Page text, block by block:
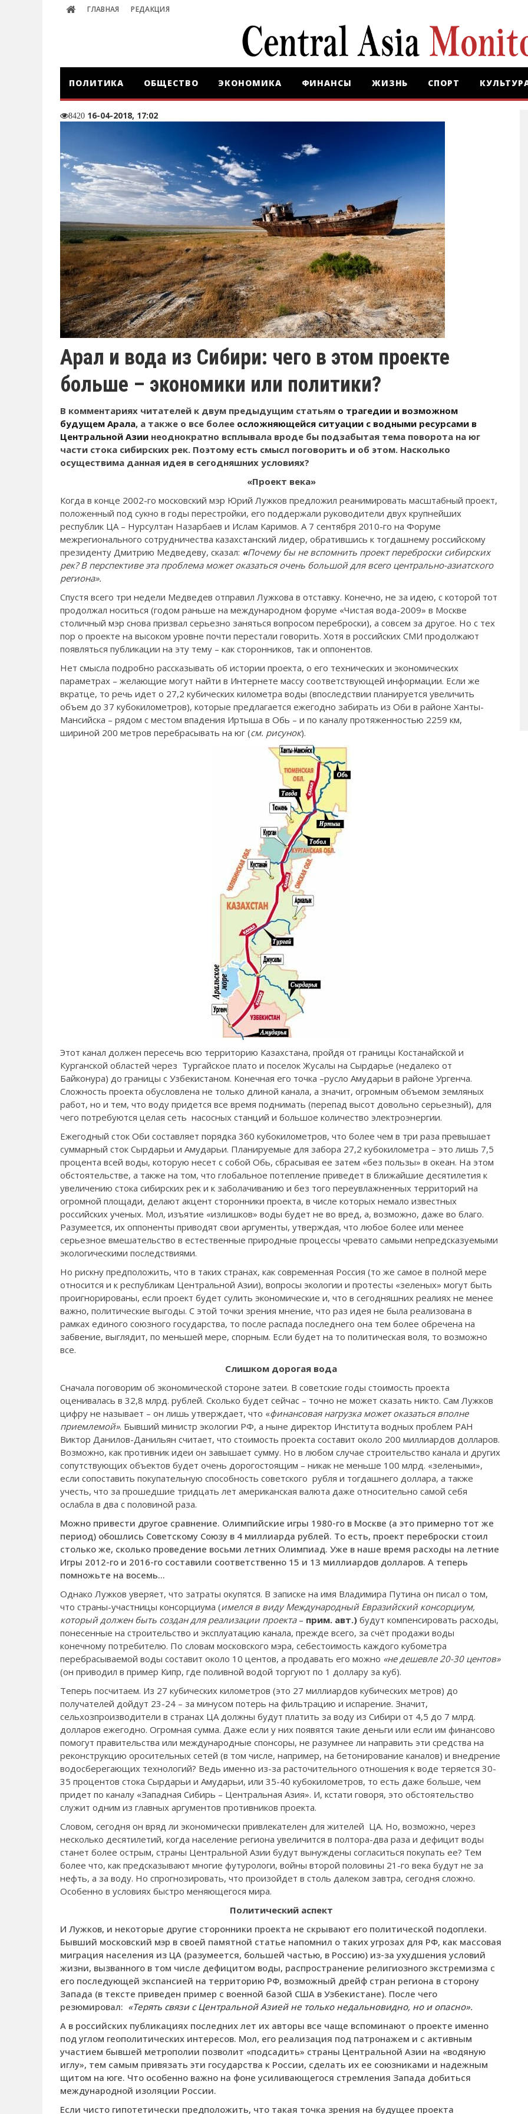
ГЛАВНАЯ РЕДАКЦИЯ
ПОЛИТИКА ОБЩЕСТВО ЭКОНОМИКА ФИНАНСЫ ЖИЗНЬ СПОРТ
8420 16-04-2018, 17:02
Арал и вода из Сибири: чего в этом проекте
больше – экономики или политики?
В комментариях читателей к двум предыдущим статьям о трагедии и возможном
будущем Арала, а также о все более осложняющейся ситуации с водными ресурсами в
Центральной Азии неоднократно всплывала вроде бы подзабытая тема поворота на юг
части стока сибирских рек. Поэтому есть смысл поговорить и об этом. Насколько
осуществима данная идея в сегодняшних условиях?
«Проект века»
Когда в конце 2002-го московский мэр Юрий Лужков предложил реанимировать масштабный проект,
положенный под сукно в годы перестройки, его поддержали руководители двух крупнейших
республик ЦА – Нурсултан Назарбаев и Ислам Каримов. А 7 сентября 2010-го на Форуме
межрегионального сотрудничества казахстанский лидер, обратившись к тогдашнему российскому
президенту Дмитрию Медведеву, сказал: «Почему бы не вспомнить проект переброски сибирских
рек? В перспективе эта проблема может оказаться очень большой для всего центрально-азиатского
региона».
Спустя всего три недели Медведев отправил Лужкова в отставку. Конечно, не за идею, с которой тот
продолжал носиться (годом раньше на международном форуме «Чистая вода-2009» в Москве
столичный мэр снова призвал серьезно заняться вопросом переброски), а совсем за другое. Но с тех
пор о проекте на высоком уровне почти перестали говорить. Хотя в российских СМИ продолжают
появляться публикации на эту тему – как сторонников, так и оппонентов.
Нет смысла подробно рассказывать об истории проекта, о его технических и экономических
параметрах – желающие могут найти в Интернете массу соответствующей информации. Если же
вкратце, то речь идет о 27,2 кубических километра воды (впоследствии планируется увеличить
объем до 37 кубокилометров), которые предлагается ежегодно забирать из Оби в районе Ханты-
Мансийска – рядом с местом впадения Иртыша в Обь – и по каналу протяженностью 2259 км,
шириной 200 метров перебрасывать на юг (см. рисунок).
Этот канал должен пересечь всю территорию Казахстана, пройдя от границы Костанайской и
Курганской областей через Тургайское плато и поселок Жусалы на Сырдарье (недалеко от
Байконура) до границы с Узбекистаном. Конечная его точка –русло Амударьи в районе Ургенча.
Сложность проекта обусловлена не только длиной канала, а значит, огромным объемом земляных
работ, но и тем, что воду придется все время поднимать (перепад высот довольно серьезный), для
чего потребуются целая сеть насосных станций и большое количество электроэнергии.
Ежегодный сток Оби составляет порядка 360 кубокилометров, что более чем в три раза превышает
суммарный сток Сырдарьи и Амударьи. Планируемые для забора 27,2 кубокилометра – это лишь 7,5
процента всей воды, которую несет с собой Обь, сбрасывая ее затем «без пользы» в океан. На этом
обстоятельстве, а также на том, что глобальное потепление приведет в ближайшие десятилетия к
увеличению стока сибирских рек и к заболачиванию и без того переувлажненных территорий на
огромной площади, делают акцент сторонники проекта, в числе которых немало известных
российских ученых. Мол, изъятие «излишков» воды будет не во вред, а, возможно, даже во благо.
Разумеется, их оппоненты приводят свои аргументы, утверждая, что любое более или менее
серьезное вмешательство в естественные природные процессы чревато самыми непредсказуемыми
экологическими последствиями.
Но рискну предположить, что в таких странах, как современная Россия (то же самое в полной мере
относится и к республикам Центральной Азии), вопросы экологии и протесты «зеленых» могут быть
проигнорированы, если проект будет сулить экономические и, что в сегодняшних реалиях не менее
важно, политические выгоды. С этой точки зрения мнение, что раз идея не была реализована в
рамках единого союзного государства, то после распада последнего она тем более обречена на
забвение, выглядит, по меньшей мере, спорным. Если будет на то политическая воля, то возможно
все.
Слишком дорогая вода
Сначала поговорим об экономической стороне затеи. В советские годы стоимость проекта
оценивалась в 32,8 млрд. рублей. Сколько будет сейчас – точно не может сказать никто. Сам Лужков
цифру не называет – он лишь утверждает, что «финансовая нагрузка может оказаться вполне
приемлемой». Бывший министр экологии РФ, а ныне директор Института водных проблем РАН
Виктор Данилов-Данильян считает, что стоимость проекта составит около 200 миллиардов долларов.
Возможно, как противник идеи он завышает сумму. Но в любом случае строительство канала и других
сопутствующих объектов будет очень дорогостоящим – никак не меньше 100 млрд. «зелеными»,
если сопоставить покупательную способность советского рубля и тогдашнего доллара, а также
учесть, что за прошедшие тридцать лет американская валюта даже относительно самой себя
ослабла в два с половиной раза.
Можно привести другое сравнение. Олимпийские игры 1980-го в Москве (а это примерно тот же
период) обошлись Советскому Союзу в 4 миллиарда рублей. То есть, проект переброски стоил
столько же, сколько проведение восьми летних Олимпиад. Уже в наше время расходы на летние
Игры 2012-го и 2016-го составили соответственно 15 и 13 миллиардов долларов. А теперь
помножьте на восемь…
Однако Лужков уверяет, что затраты окупятся. В записке на имя Владимира Путина он писал о том,
что страны-участницы консорциума (имелся в виду Международный Евразийский консорциум,
который должен быть создан для реализации проекта– прим. авт.) будут компенсировать расходы,
понесенные на строительство и эксплуатацию канала, прежде всего, за счёт продажи воды
конечному потребителю. По словам московского мэра, себестоимость каждого кубометра
перебрасываемой воды составит около 10 центов, а продавать его можно «не дешевле 20-30 центов»
(он приводил в пример Кипр, где поливной водой торгуют по 1 доллару за куб).
Теперь посчитаем. Из 27 кубических километров (это 27 миллиардов кубических метров) до
получателей дойдут 23-24 – за минусом потерь на фильтрацию и испарение. Значит,
сельхозпроизводители в странах ЦА должны будут платить за воду из Сибири от 4,5 до 7 млрд.
долларов ежегодно. Огромная сумма. Даже если у них появятся такие деньги или если им финансово
помогут правительства или международные спонсоры, не разумнее ли направить эти средства на
реконструкцию оросительных сетей (в том числе, например, на бетонирование каналов) и внедрение
водосберегающих технологий? Ведь именно из-за расточительного отношения к воде теряется 30-
35 процентов стока Сырдарьи и Амударьи, или 35-40 кубокилометров, то есть даже больше, чем
придет по каналу «Западная Сибирь – Центральная Азия». И, кстати говоря, это обстоятельство
служит одним из главных аргументов противников проекта.
Словом, сегодня он вряд ли экономически привлекателен для жителей ЦА. Но, возможно, через
несколько десятилетий, когда население региона увеличится в полтора-два раза и дефицит воды
станет более острым, страны Центральной Азии будут вынуждены согласиться покупать ее? Тем
более что, как предсказывают многие футурологи, войны второй половины 21-го века будут не за
нефть, а за воду. Но спрогнозировать, что произойдет в столь далеком завтра, сегодня сложно.
Особенно в условиях быстро меняющегося мира.
Политический аспект
И Лужков, и некоторые другие сторонники проекта не скрывают его политической подоплеки.
Бывший московский мэр в своей памятной статье напомнил о таких угрозах для РФ, как массовая
миграция населения из ЦА (разумеется, большей частью, в Россию) из-за ухудшения условий
жизни, вызванного в том числе дефицитом воды, распространение религиозного экстремизма c
его последующей экспансией на территорию РФ, возможный дрейф стран региона в сторону
Запада (в тексте приведен пример с военной базой США в Узбекистане). После чего
резюмировал: «Терять связи с Центральной Азией не только недальновидно, но и опасно».
А в российских публикациях последних лет их авторы все чаще вспоминают о проекте именно
под углом геополитических интересов. Мол, его реализация под патронажем и с активным
участием бывшей метрополии позволит «подсадить» страны Центральной Азии на «водяную
иглу», тем самым привязать эти государства к России, сделать их ее союзниками и надежным
щитом на юге. Что особенно важно на фоне усиливающегося стремления Запада добиться
международной изоляции России.
Если чисто гипотетически предположить, что такая точка зрения на будущее проекта